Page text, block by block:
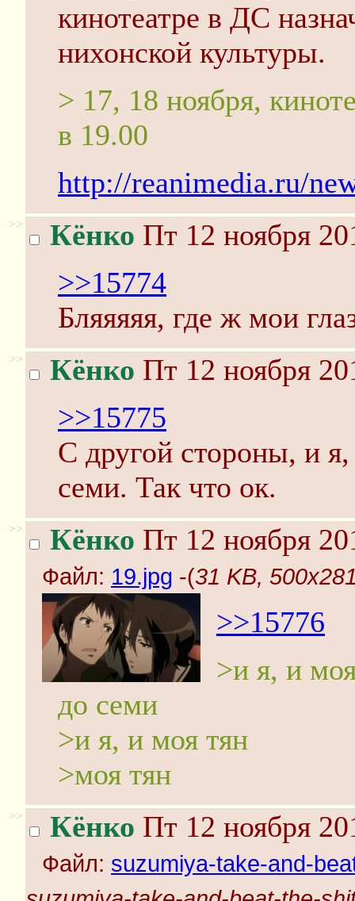
кинотеатре в ДС
нихонской культуры.
> 17, 18 ноября,
в 19.00
http://reanimedia.ru/
>> Кёнко Пт 12 ноября
>>15774
Бляяяяя, где ж мои
>> Кёнко Пт 12 ноября
>>15775
С другой стороны, и
семи. Так что ок.
>> Кёнко Пт 12 ноября
Файл: 19.jpg -(31 KB,
>>15776
>и я, и
до семи
>и я, и моя тян
>моя тян
>> Кёнко Пт 12 ноября
Файл: suzumiya-take-and-